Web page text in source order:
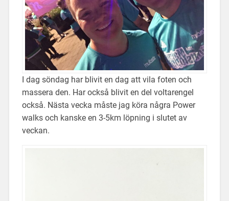
I dag söndag har blivit en dag att vila foten och
massera den. Har också blivit en del voltarengel
också. Nästa vecka måste jag köra några Power
walks och kanske en 3-5km löpning i slutet av
veckan.